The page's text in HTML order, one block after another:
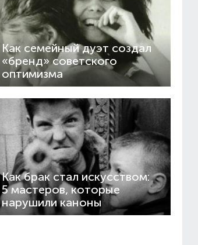
Как семейный дуэт создал
«бренд» советского
оптимизма
Как брак стал искусством:
5 мастеров, которые
нарушили каноны